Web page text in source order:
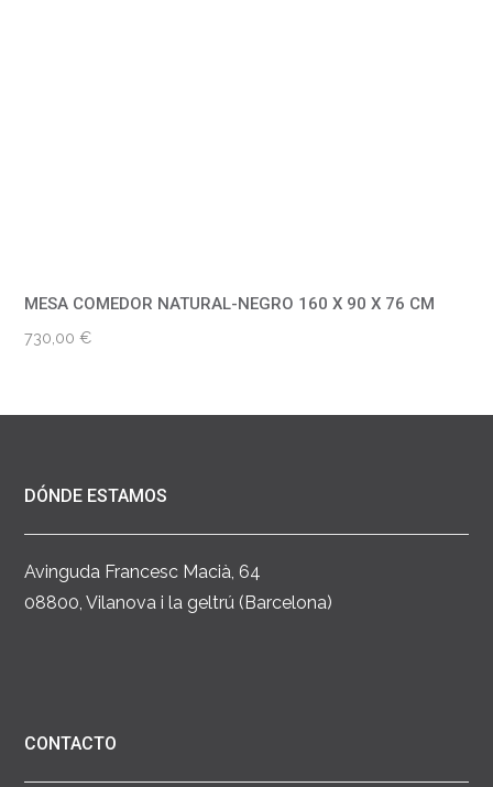
MESA COMEDOR NATURAL-NEGRO 160 X 90 X 76 CM
730,00€
DÓNDE ESTAMOS
Avinguda Francesc Macià, 64
08800, Vilanova i la geltrú (Barcelona)
CONTACTO